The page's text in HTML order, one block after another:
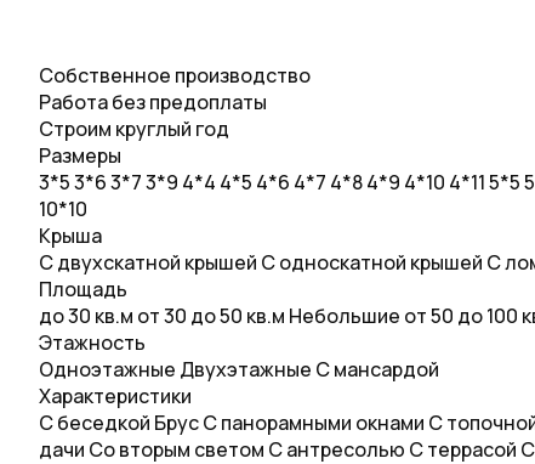
Собственное производство
Работа без предоплаты
Строим круглый год
Размеры
3*53*63*73*9 4*4 4*5 4*6 4*7 4*84*9 4*10 4*115*5
10*10
Крыша
С двухскатной крышей С односкатной крышей С
Площадь
до 30 кв.м от 30 до 50 кв.м Небольшие от 50 до 100
Этажность
Одноэтажные Двухэтажные С мансардой
Характеристики
С беседкой БрусС панорамными окнами С
дачи Со вторым светом С антресолью С террасой